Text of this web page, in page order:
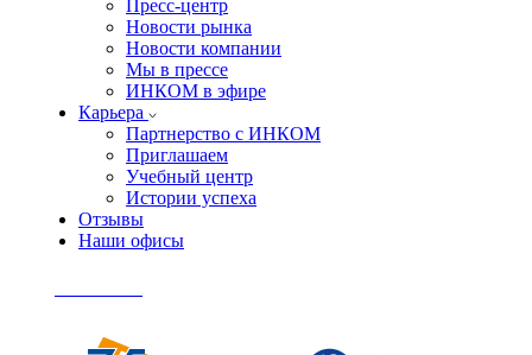
Пресс-центр
Новости рынка
Новости компании
Мы в прессе
ИНКОМ в эфире
Карьера
Партнерство с ИНКОМ
Приглашаем
Учебный центр
Истории успеха
Отзывы
Наши офисы